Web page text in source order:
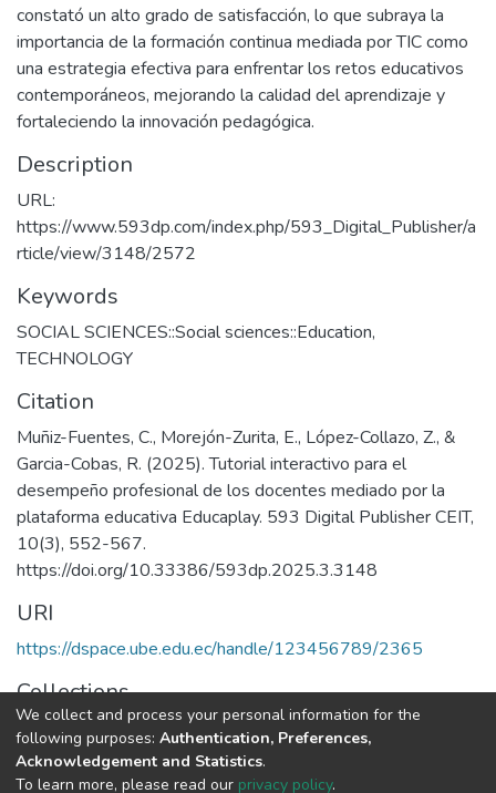
constató un alto grado de satisfacción, lo que subraya la
importancia de la formación continua mediada por TIC como
una estrategia efectiva para enfrentar los retos educativos
contemporáneos, mejorando la calidad del aprendizaje y
fortaleciendo la innovación pedagógica.
Description
URL:
https://www.593dp.com/index.php/593_Digital_Publisher/a
rticle/view/3148/2572
Keywords
SOCIAL SCIENCES::Social sciences::Education,
TECHNOLOGY
Citation
Muñiz-Fuentes, C., Morejón-Zurita, E., López-Collazo, Z., &
Garcia-Cobas, R. (2025). Tutorial interactivo para el
desempeño profesional de los docentes mediado por la
plataforma educativa Educaplay. 593 Digital Publisher CEIT,
10(3), 552-567.
https://doi.org/10.33386/593dp.2025.3.3148
URI
https://dspace.ube.edu.ec/handle/123456789/2365
Collections
Artículos Científicos
Full item page
We collect and process your personal information for the
following purposes: Authentication, Preferences,
Acknowledgement and Statistics.
To learn more, please read our privacy policy.